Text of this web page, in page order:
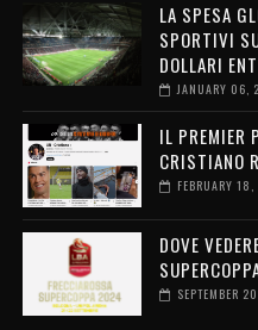
LA SPESA
SPORTIVI
DOLLARI
JANUARY 06,
IL PREMIER
CRISTIANO
FEBRUARY
DOVE
SEPTEMBER